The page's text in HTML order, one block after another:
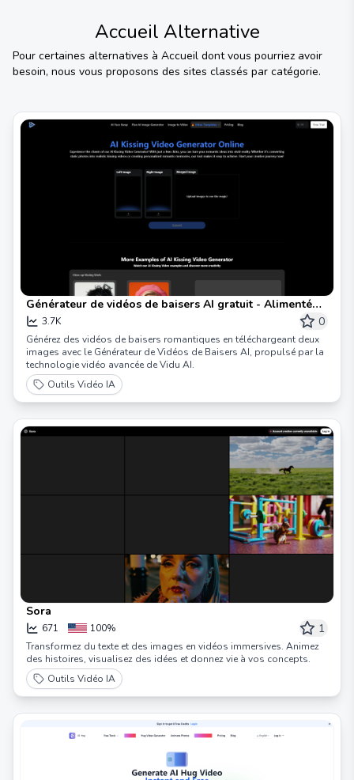
Accueil Alternative
Pour certaines alternatives à Accueil dont vous pourriez avoir
besoin, nous vous proposons des sites classés par catégorie.
Générateur de vidéos de baisers AI gratuit - Alimenté
par Vidu AI
3.7K 0
Générez des vidéos de baisers romantiques en téléchargeant deux
images avec le Générateur de Vidéos de Baisers AI, propulsé par la
technologie vidéo avancée de Vidu AI.
Outils Vidéo IA
Sora
671 100% 1
Transformez du texte et des images en vidéos immersives. Animez
des histoires, visualisez des idées et donnez vie à vos concepts.
Outils Vidéo IA